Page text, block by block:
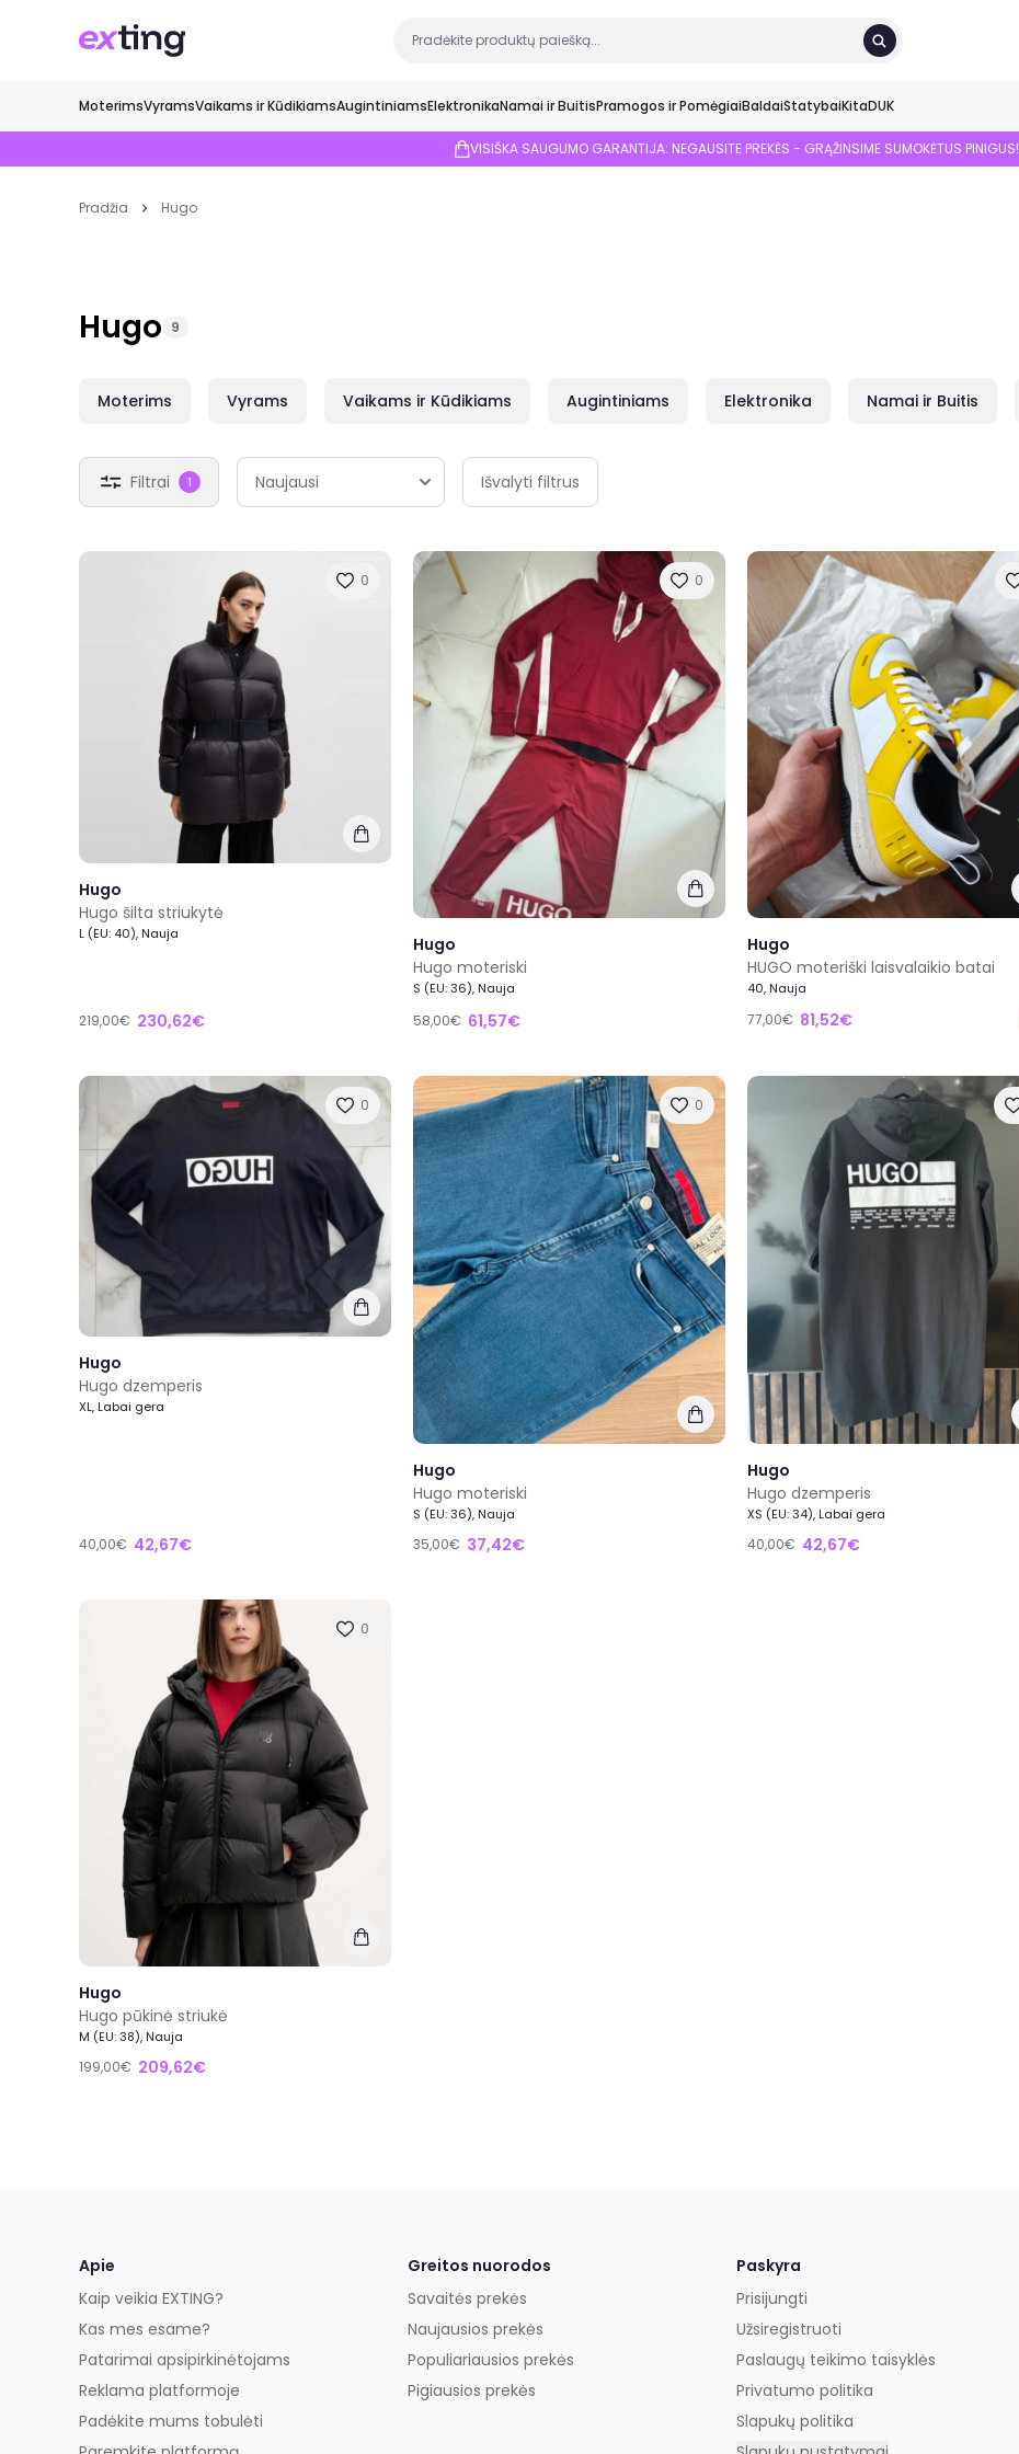
MoterimsVyramsVaikams ir KūdikiamsAugintiniamsElektronikaNamai ir BuitisPramogos ir PomėgiaiBaldaiStatybaiKitaDUK
VISIŠKA SAUGUMO GARANTIJA: NEGAUSITE PREKĖS - GRĄŽINSIME SUMOKĖTUS PINIGUS!
Pradžia Hugo
Hugo 9
Moterims Vyrams Vaikams ir Kūdikiams Augintiniams Elektronika Namai ir Buitis
Filtrai 1 Išvalyti filtrus
0
Hugo
Hugo šilta striukytė
L (EU: 40), Nauja
219,00€ 230,62€
0
Hugo
Hugo moteriski
S (EU: 36), Nauja
58,00€ 61,57€
Hugo
HUGO moteriški laisvalaikio batai
40, Nauja
77,00€ 81,52€
0
Hugo
Hugo dzemperis
XL, Labai gera
40,00€ 42,67€
0
Hugo
Hugo moteriski
S (EU: 36), Nauja
35,00€ 37,42€
Hugo
Hugo dzemperis
XS (EU: 34), Labai gera
40,00€ 42,67€
0
Hugo
Hugo pūkinė striukė
M (EU: 38), Nauja
199,00€ 209,62€
Apie
Kaip veikia EXTING?
Kas mes esame?
Patarimai apsipirkinėtojams
Reklama platformoje
Padėkite mums tobulėti
Greitos nuorodos
Savaitės prekės
Naujausios prekės
Populiariausios prekės
Pigiausios prekės
Paskyra
Prisijungti
Užsiregistruoti
Paslaugų teikimo taisyklės
Privatumo politika
Slapukų politika